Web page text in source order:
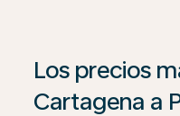
Los precios
Cartagena a
Si no se encuentran